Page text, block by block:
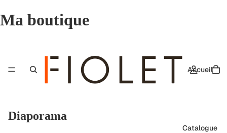
Ma boutique
Accueil
Catalogue
Diaporama